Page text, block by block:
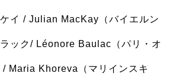
イ / Julian MacKay（バイエルン
ック/ Léonore Baulac（パリ・オ
/ Maria Khoreva（マリインスキ